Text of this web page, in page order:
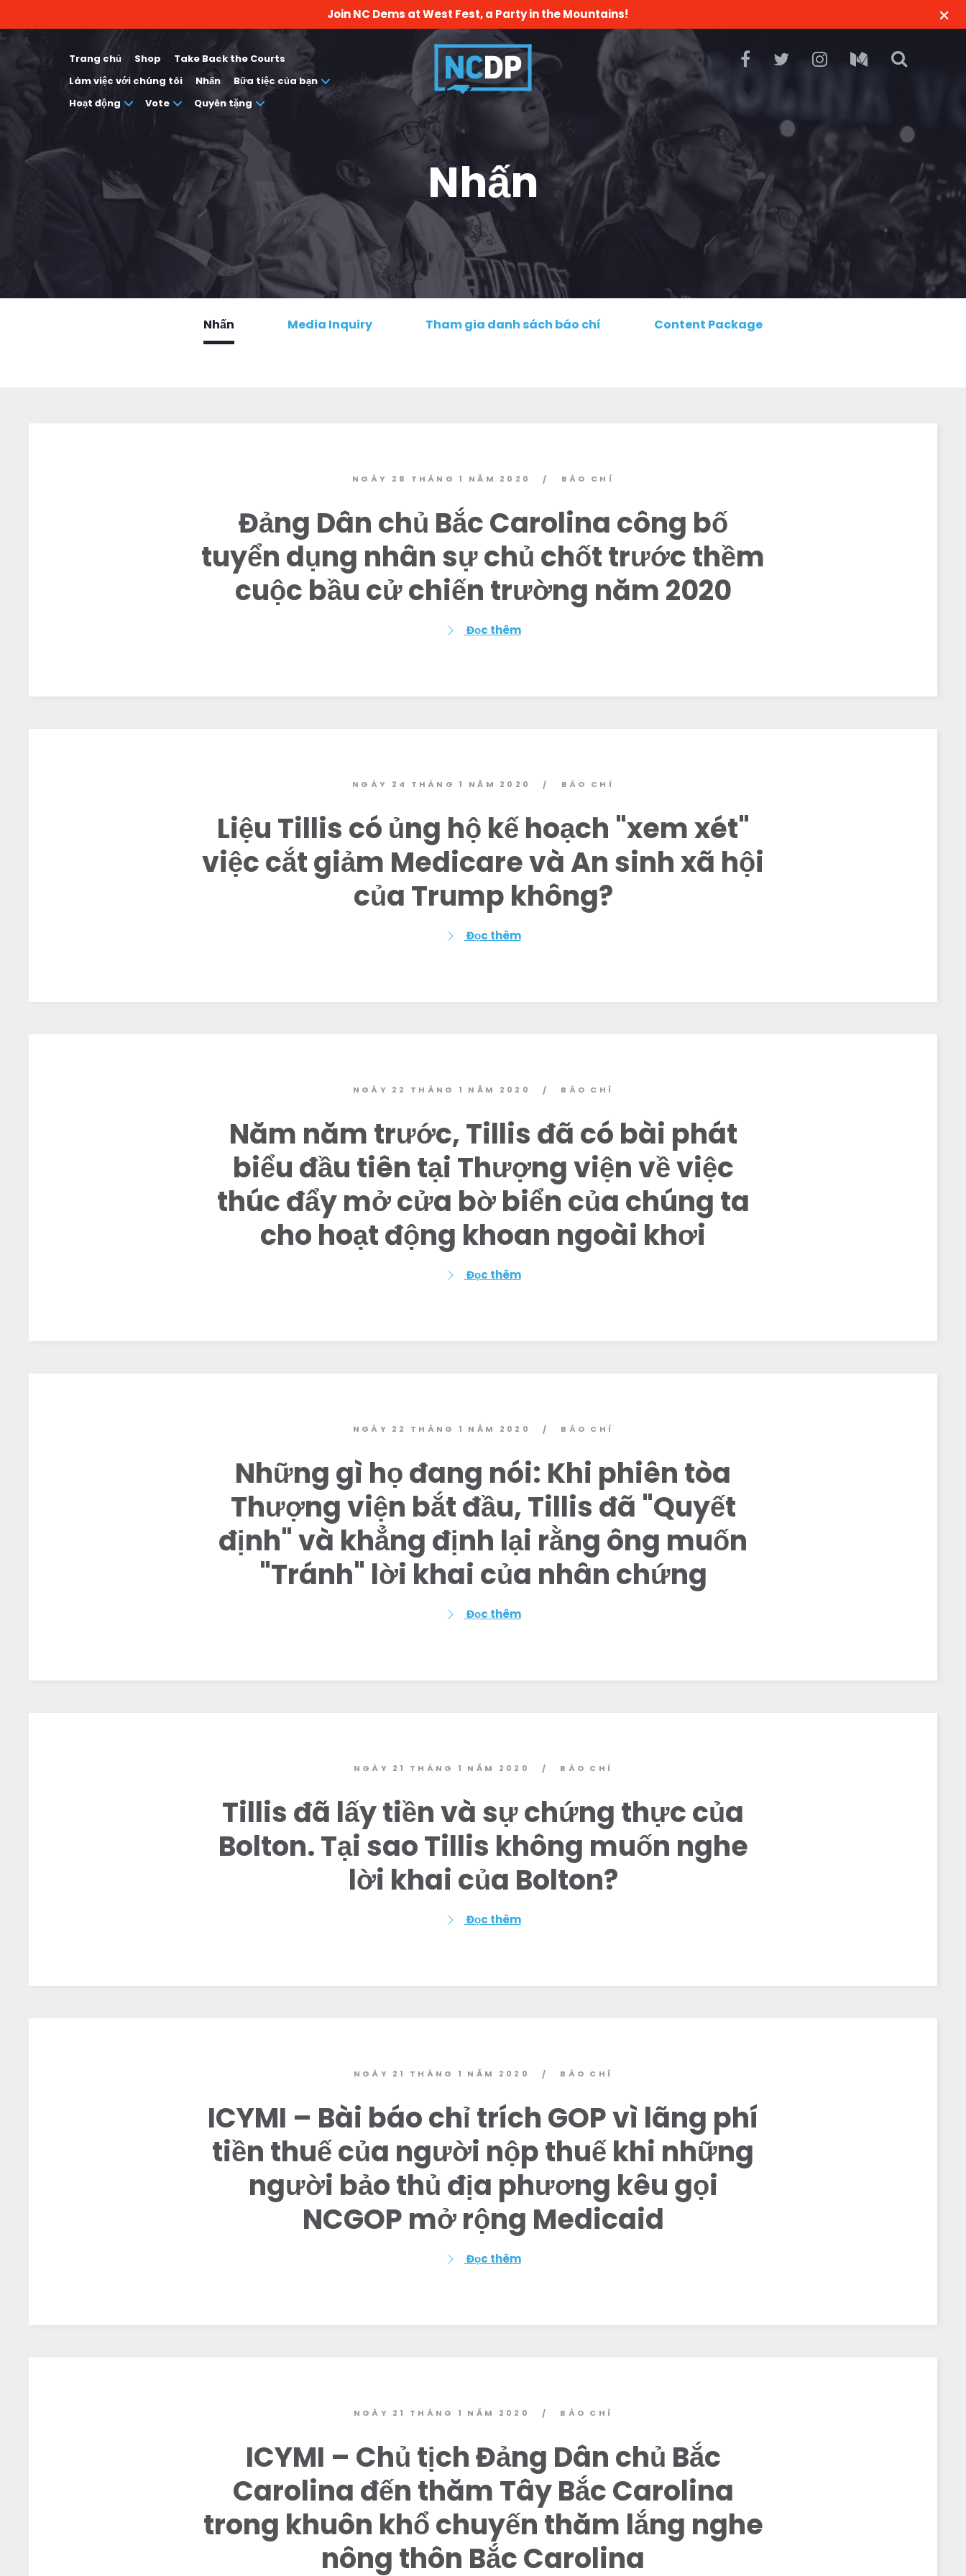
Trang chủ
Shop
Làm việc với chúng tôi
Join NC Dems at West Fest, a Party in the Mountains!
Trang chủ Shop
Take Back the Courts
Làm việc với chúng tôi
Nhấn
Bữa tiệc của bạn
Hoạt động
Vote Quyên tặng
Nhấn
Nhấn Media Inquiry Tham gia danh sách báo chí Content Package
NGÀY 28 THÁNG 1 NĂM 2020 / BÁO CHÍ
Đảng Dân chủ Bắc Carolina công bố
tuyển dụng nhân sự chủ chốt trước thềm
cuộc bầu cử chiến trường năm 2020
Đọc thêm
NGÀY 24 THÁNG 1 NĂM 2020 / BÁO CHÍ
Liệu Tillis có ủng hộ kế hoạch "xem xét"
việc cắt giảm Medicare và An sinh xã hội
của Trump không?
Đọc thêm
NGÀY 22 THÁNG 1 NĂM 2020 / BÁO CHÍ
Năm năm trước, Tillis đã có bài phát
biểu đầu tiên tại Thượng viện về việc
thúc đẩy mở cửa bờ biển của chúng ta
cho hoạt động khoan ngoài khơi
Đọc thêm
NGÀY 22 THÁNG 1 NĂM 2020 / BÁO CHÍ
Những gì họ đang nói: Khi phiên tòa
Thượng viện bắt đầu, Tillis đã "Quyết
định" và khẳng định lại rằng ông muốn
"Tránh" lời khai của nhân chứng
Đọc thêm
NGÀY 21 THÁNG 1 NĂM 2020 / BÁO CHÍ
Tillis đã lấy tiền và sự chứng thực của
Bolton. Tại sao Tillis không muốn nghe
lời khai của Bolton?
Đọc thêm
NGÀY 21 THÁNG 1 NĂM 2020 / BÁO CHÍ
ICYMI – Bài báo chỉ trích GOP vì lãng phí
tiền thuế của người nộp thuế khi những
người bảo thủ địa phương kêu gọi
NCGOP mở rộng Medicaid
Đọc thêm
NGÀY 21 THÁNG 1 NĂM 2020 / BÁO CHÍ
ICYMI – Chủ tịch Đảng Dân chủ Bắc
Carolina đến thăm Tây Bắc Carolina
trong khuôn khổ chuyến thăm lắng nghe
nông thôn Bắc Carolina